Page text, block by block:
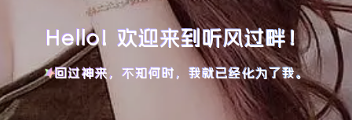
Hello! 欢迎来到听风过畔！
回过神来，不知何时，我就已经化为了我。